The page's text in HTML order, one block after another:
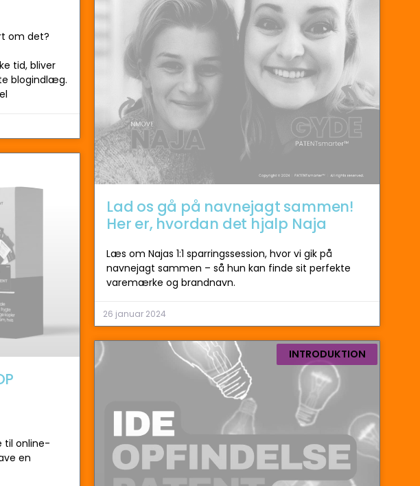
om det?
tid, bliver
blogindlæg.
Lad os gå på navnejagt sammen!
Her er, hvordan det hjalp Naja
Læs om Najas 1:1 sparringssession, hvor vi gik på
navnejagt sammen – så hun kan finde sit perfekte
varemærke og brandnavn.
26 januar 2024
til online-
en
INTRODUKTION